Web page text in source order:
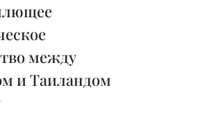
между
и Таиландом